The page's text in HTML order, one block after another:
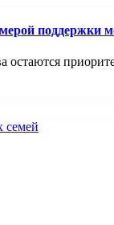
поддержки
остаются